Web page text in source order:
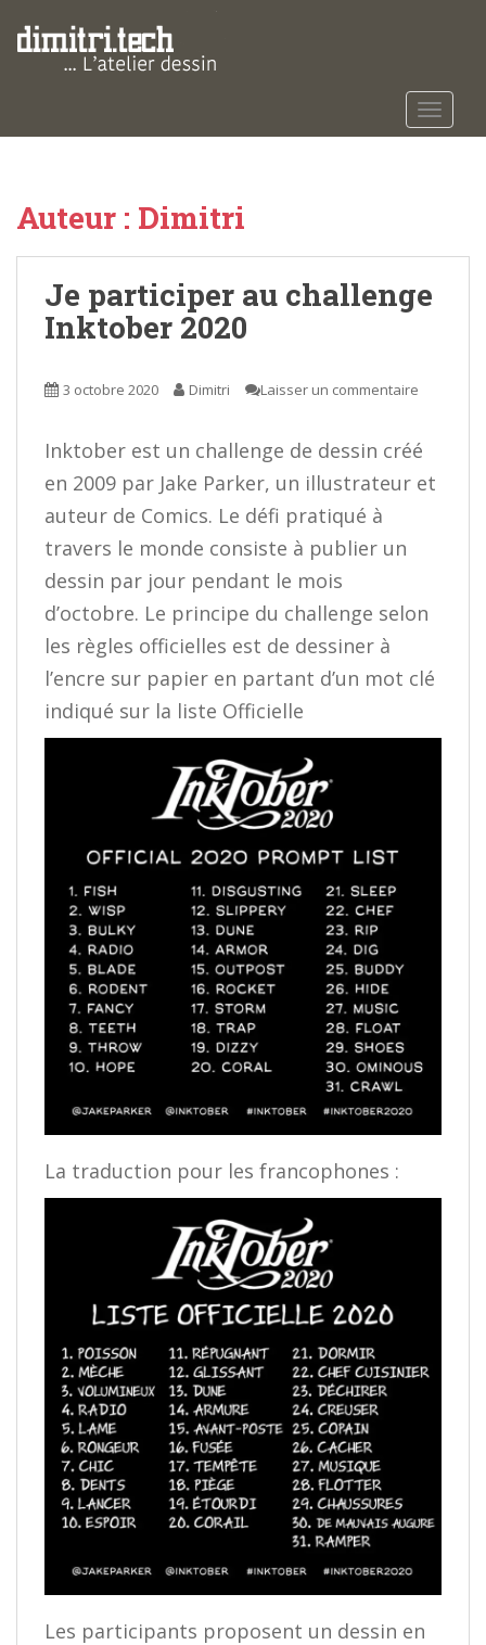
o
Auteur : Dimitri
Je participer au challenge
Inktober 2020
3 octobre 2020 Dimitri Laisser un commentaire
Inktober est un challenge de dessin créé
en 2009 par Jake Parker, un illustrateur et
auteur de Comics. Le défi pratiqué à
travers le monde consiste à publier un
dessin par jour pendant le mois
d’octobre. Le principe du challenge selon
les règles officielles est de dessiner à
l’encre sur papier en partant d’un mot clé
indiqué sur la liste Officielle
La traduction pour les francophones :
Les participants proposent un dessin en